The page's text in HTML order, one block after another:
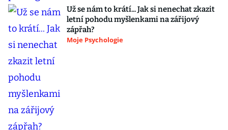
Už se nám to krátí... Jak si nenechat zkazit
letní pohodu myšlenkami na zářijový
zápřah?
Moje Psychologie